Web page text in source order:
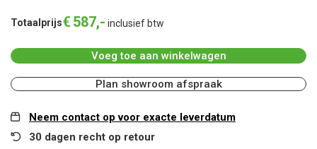
Totaalprijs€ 587,- inclusief btw
Voeg toe aan winkelwagen
Plan showroom afspraak
Neem contact op voor exacte leverdatum
30 dagen recht op retour